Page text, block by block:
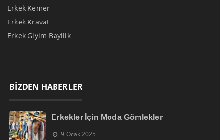
Erkek Kemer
Erkek Kravat
Erkek Giyim Bayilik
BİZDEN HABERLER
Erkekler İçin Moda Gömlekler
9 Ocak 2025